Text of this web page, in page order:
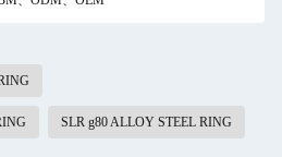
SLR g80 ALLOY STEEL RING